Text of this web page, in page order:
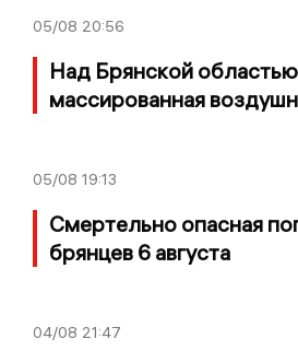
05/08 20:56
Над Брянской
массированная
05/08 19:13
Смертельно опасная
брянцев 6 августа
04/08 21:47